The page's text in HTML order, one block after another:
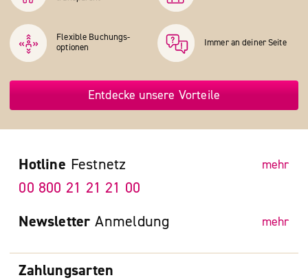
Flexible Buchungs­
optionen
Immer an deiner Seite
Entdecke unsere Vorteile
Zahlungsarten
Hotline Festnetz mehr
00 800 21 21 21 00
Newsletter Anmeldung mehr